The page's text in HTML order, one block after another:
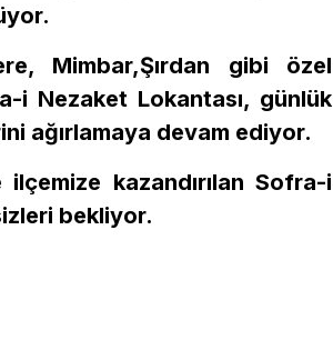
Mimbar,Şırdan gibi özel
i Nezaket Lokantası, günlük
ağırlamaya devam ediyor.
kazandırılan Sofra-i
bekliyor.